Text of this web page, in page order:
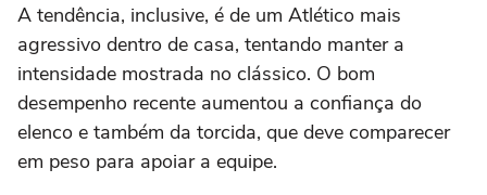
A tendência, inclusive, é de um Atlético mais
agressivo dentro de casa, tentando manter a
intensidade mostrada no clássico. O bom
desempenho recente aumentou a confiança do
elenco e também da torcida, que deve comparecer
em peso para apoiar a equipe.